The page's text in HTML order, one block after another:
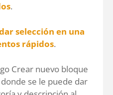
.
selección en una
rápidos.
Crear nuevo bloque
se le puede dar